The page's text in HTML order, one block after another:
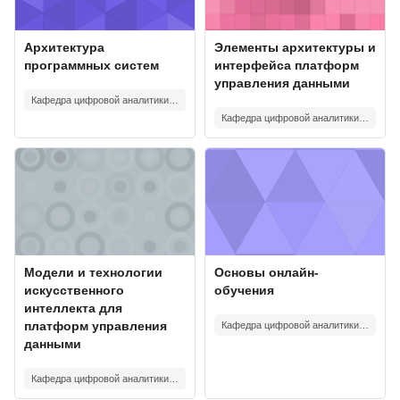
Изображение курса
Название курса
Архитектура
программных систем
Изображение курса
Название курса
Элементы архитектуры и
интерфейса платформ
управления данными
Изображение курса" Модели и технологии искусственного
Изображение курса
Название курса
Модели и технологии
искусственного
интеллекта для
платформ управления
данными
Изображение курса" Основы
Изображение курса
Название курса
Основы онлайн-
обучения